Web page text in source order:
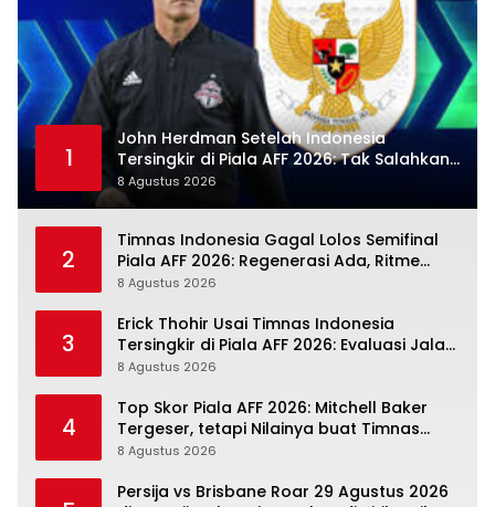
1
John Herdman Setelah Indonesia
Tersingkir di Piala AFF 2026: Tak Salahkan
Wasit, Mitchell Baker Tetap Jadi Modal
8 Agustus 2026
2
Timnas Indonesia Gagal Lolos Semifinal
Piala AFF 2026: Regenerasi Ada, Ritme
Kompetisi Masih Harus Mengejar
8 Agustus 2026
3
Erick Thohir Usai Timnas Indonesia
Tersingkir di Piala AFF 2026: Evaluasi Jalan,
Agenda Berikutnya Sudah Dekat
8 Agustus 2026
4
Top Skor Piala AFF 2026: Mitchell Baker
Tergeser, tetapi Nilainya buat Timnas
Indonesia Justru Naik
8 Agustus 2026
Persija vs Brisbane Roar 29 Agustus 2026